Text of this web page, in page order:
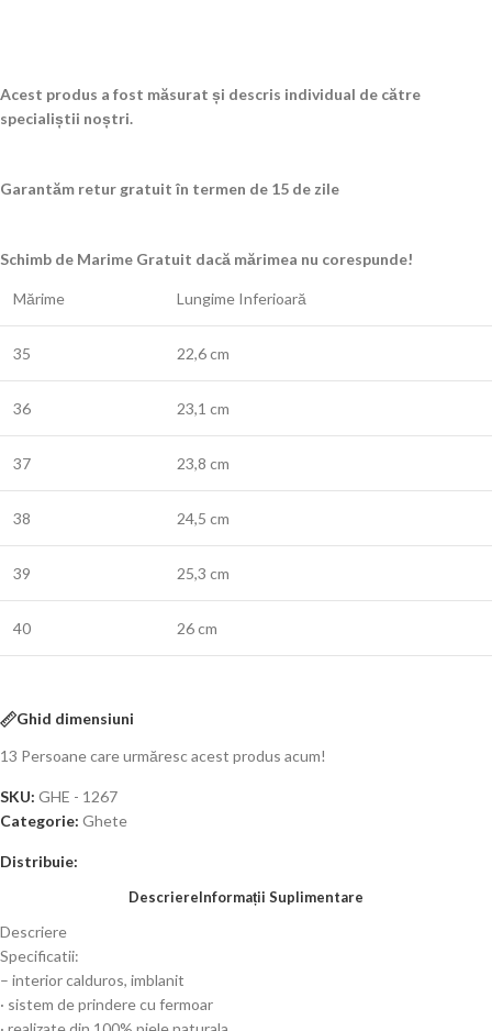
Acest produs a fost măsurat și descris individual de către
specialiștii noștri.
Garantăm retur gratuit în termen de 15 de zile
Schimb de Marime Gratuit dacă mărimea nu corespunde!
Mărime Lungime Inferioară
35 22,6 cm
36 23,1 cm
37 23,8 cm
38 24,5 cm
39 25,3 cm
40 26 cm
Ghid dimensiuni
13 Persoane care urmăresc acest produs acum!
SKU: GHE - 1267
Categorie: Ghete
Distribuie:
DescriereInformații Suplimentare
Descriere
Specificatii:
– interior calduros, imblanit
· sistem de prindere cu fermoar